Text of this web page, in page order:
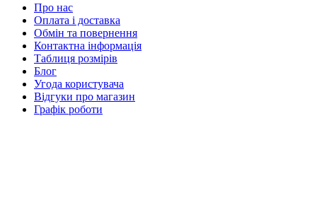
Про нас
Оплата і доставка
Обмін та повернення
Контактна інформація
Таблиця розмірів
Блог
Угода користувача
Відгуки про магазин
Графік роботи